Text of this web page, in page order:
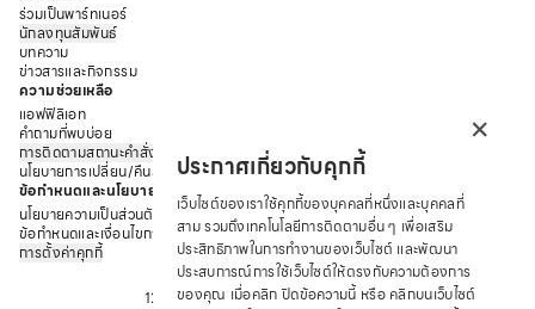
ร่วมเป็นพาร์ทเนอร์
นักลงทุนสัมพันธ์
บทความ
ข่าวสารและกิจกรรม
ความช่วยเหลือ
แอฟฟิลิเอท
คำถามที่พบบ่อย
การติดตามสถานะคำสั่งซื้อ
นโยบายการเปลี่ยน/คืนสินค้า
ข้อกำหนดและนโยบาย
นโยบายความเป็นส่วนตัว
ข้อกำหนดและเงื่อนไขการให้บริการ
การตั้งค่าคุกกี้
บริษัท ซาบีน่า ฟาร์อีสท์ จำกัด
12 ถนนอรุณอมรินทร์ แขวงอรุณอมรินทร์
×
ประกาศเกี่ยวกับคุกกี้
เว็บไซต์ของเราใช้คุกกี้ของบุคคลที่หนึ่งและบุคคลที่
สาม รวมถึงเทคโนโลยีการติดตามอื่น ๆ เพื่อเสริม
ประสิทธิภาพในการทำงานของเว็บไซต์ และพัฒนา
ประสบการณ์การใช้เว็บไซต์ให้ตรงกับความต้องการ
ของคุณ เมื่อคลิก ปิดข้อความนี้ หรือ คลิกบนเว็บไซต์